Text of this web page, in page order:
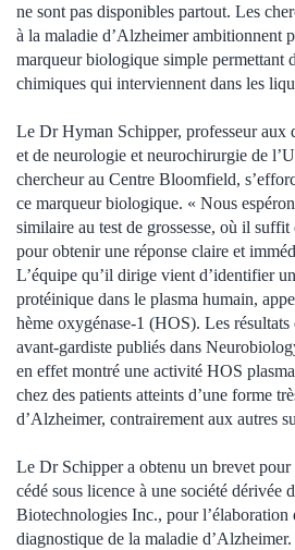
ne sont pas disponibles partout. Les
à la maladie d’Alzheimer ambitionnent
marqueur biologique simple permettant
chimiques qui interviennent dans les
Le Dr Hyman Schipper, professeur aux
et de neurologie et neurochirurgie de
chercheur au Centre Bloomfield,
ce marqueur biologique. « Nous
similaire au test de grossesse, où il
pour obtenir une réponse claire et
L’équipe qu’il dirige vient d’identifier
protéinique dans le plasma humain,
hème oxygénase-1 (HOS). Les résultats
avant-gardiste publiés dans
en effet montré une activité HOS
chez des patients atteints d’une forme
d’Alzheimer, contrairement aux autres
Le Dr Schipper a obtenu un brevet pour
cédé sous licence à une société dérivée
Biotechnologies Inc., pour l’élaboration
diagnostique de la maladie